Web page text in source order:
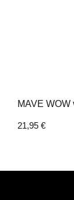
MAVE
21,95 €